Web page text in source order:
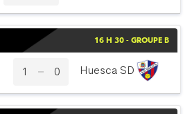
16 H 30 - GROUPE B
1 0 Huesca SD